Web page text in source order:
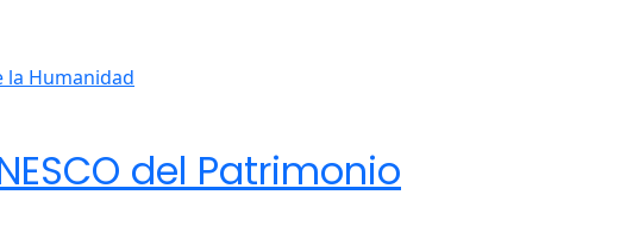
del Patrimonio